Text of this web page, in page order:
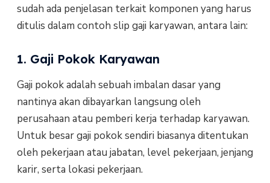
sudah ada penjelasan terkait komponen yang harus
ditulis dalam contoh slip gaji karyawan, antara lain:
1. Gaji Pokok Karyawan
Gaji pokok adalah sebuah imbalan dasar yang
nantinya akan dibayarkan langsung oleh
perusahaan atau pemberi kerja terhadap karyawan.
Untuk besar gaji pokok sendiri biasanya ditentukan
oleh pekerjaan atau jabatan, level pekerjaan, jenjang
karir, serta lokasi pekerjaan.